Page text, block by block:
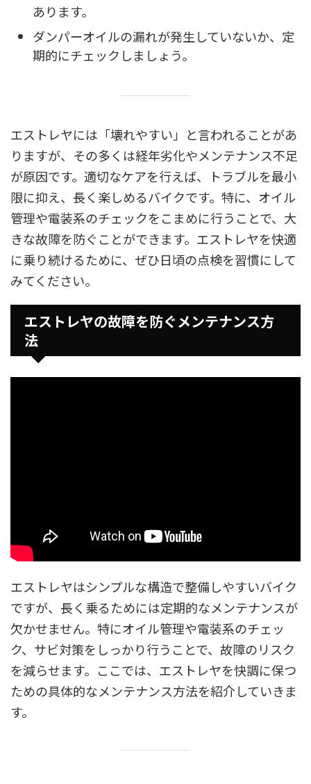
あります。
ダンパーオイルの漏れが発生していないか、定
期的にチェックしましょう。
エストレヤには「壊れやすい」と言われることがあ
りますが、その多くは経年劣化やメンテナンス不足
が原因です。適切なケアを行えば、トラブルを最小
限に抑え、長く楽しめるバイクです。特に、オイル
管理や電装系のチェックをこまめに行うことで、大
きな故障を防ぐことができます。エストレヤを快適
に乗り続けるために、ぜひ日頃の点検を習慣にして
みてください。
エストレヤの故障を防ぐメンテナンス方
法
エストレヤはシンプルな構造で整備しやすいバイク
ですが、長く乗るためには定期的なメンテナンスが
欠かせません。特にオイル管理や電装系のチェッ
ク、サビ対策をしっかり行うことで、故障のリスク
を減らせます。ここでは、エストレヤを快調に保つ
ための具体的なメンテナンス方法を紹介していきま
す。